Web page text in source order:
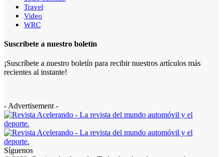
Travel
Video
WRC
Suscríbete a nuestro boletín
¡Suscríbete a nuestro boletín para recibir nuestros artículos más
recientes al instante!
- Advertisement -
Síguenos